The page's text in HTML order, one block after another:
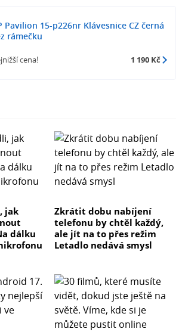
Pavilion 15-p226nr Klávesnice CZ černá
rámečku
cena! 1 190 Kč
jak
dálku
Zkrátit dobu nabíjení
telefonu by chtěl každý,
ale jít na to přes režim
Letadlo nedává smysl